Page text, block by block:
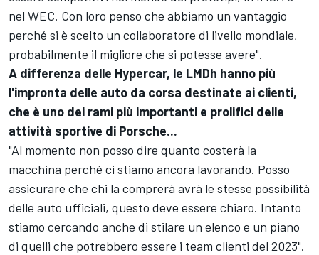
nel WEC. Con loro penso che abbiamo un vantaggio
perché si è scelto un collaboratore di livello mondiale,
probabilmente il migliore che si potesse avere".
A differenza delle Hypercar, le LMDh hanno più
l'impronta delle auto da corsa destinate ai clienti,
che è uno dei rami più importanti e prolifici delle
attività sportive di Porsche...
"Al momento non posso dire quanto costerà la
macchina perché ci stiamo ancora lavorando. Posso
assicurare che chi la comprerà avrà le stesse possibilità
delle auto ufficiali, questo deve essere chiaro. Intanto
stiamo cercando anche di stilare un elenco e un piano
di quelli che potrebbero essere i team clienti del 2023".